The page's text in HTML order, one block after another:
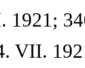
1921;
VII.